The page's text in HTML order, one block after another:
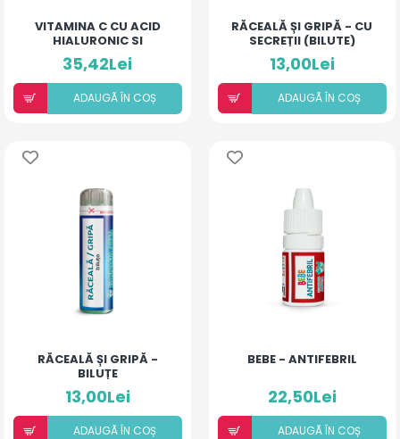
VITAMINA C CU ACID
HIALURONIC SI
ECHINACEA
35,42Lei
ADAUGÃ ÎN COȘ
RĂCEALĂ ȘI GRIPĂ - CU
SECREȚII (BILUTE)
13,00Lei
ADAUGÃ ÎN COȘ
RĂCEALĂ ȘI GRIPĂ -
BILUȚE
13,00Lei
ADAUGÃ ÎN COȘ
BEBE - ANTIFEBRIL
22,50Lei
ADAUGÃ ÎN COȘ